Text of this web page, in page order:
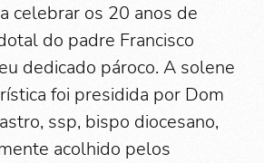
celebrar os 20 anos de
do padre Francisco
dedicado pároco. A solene
foi presidida por Dom
ssp, bispo diocesano,
acolhido pelos